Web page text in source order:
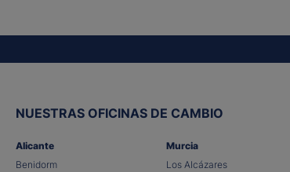
NUESTRAS OFICINAS DE CAMBIO
Alicante
Benidorm
Murcia
Los Alcázares